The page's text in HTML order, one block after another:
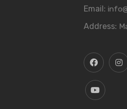
Email:
Address: